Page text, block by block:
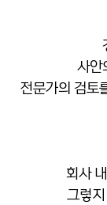
사안
전문가의 검토
회사
그렇